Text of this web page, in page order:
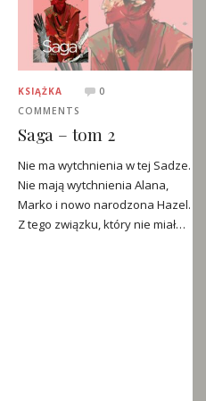
KSIĄŻKA
0
COMMENTS
Saga – tom 2
Nie ma wytchnienia w tej Sadze.
Nie mają wytchnienia Alana,
Marko i nowo narodzona Hazel.
Z tego związku, który nie miał…